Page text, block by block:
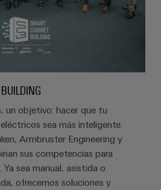
Novedades
de producto
Conectividad
práctica para
un objetivo: hacer que tu
sea más inteligente.
Armbruster Engineering y
sus competencias para
sea manual, asistida o
ofrecemos soluciones y